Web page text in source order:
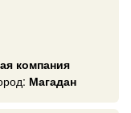
компания
Магадан